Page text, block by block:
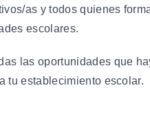
as y todos quienes
escolares.
las oportunidades que
tu establecimiento escolar.